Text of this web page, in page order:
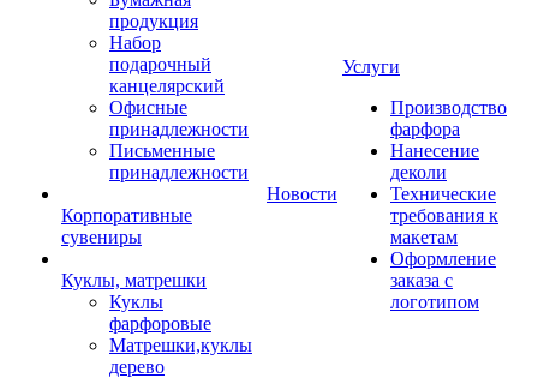
продукция
Набор
подарочный
канцелярский
Офисные
принадлежности
Письменные
принадлежности
Корпоративные
сувениры
Куклы, матрешки
Куклы
фарфоровые
Матрешки,куклы
дерево
Новости
Услуги
Производство
фарфора
Нанесение
деколи
Технические
требования к
макетам
Оформление
заказа с
логотипом